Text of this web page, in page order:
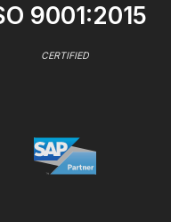
9001:2015
CERTIFIED